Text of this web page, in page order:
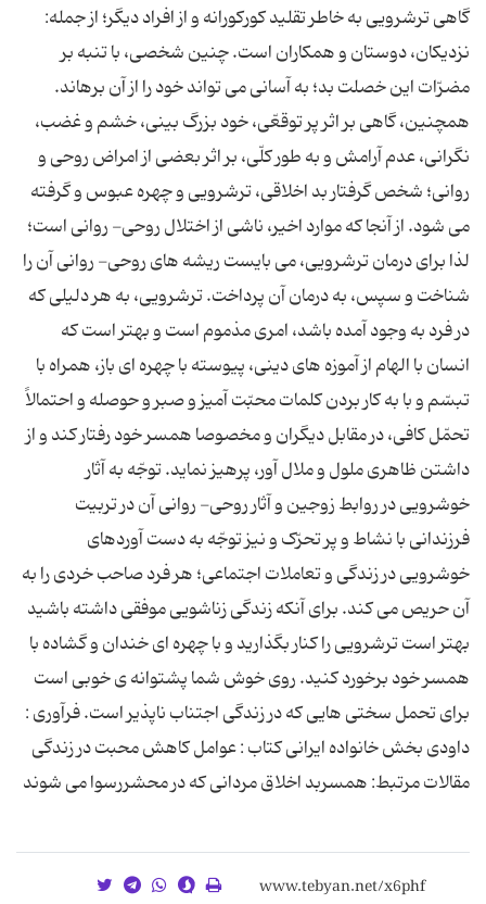
گاهی ترشرویی به خاطر تقلید کورکورانه و از افراد دیگر؛ از جمله:
نزدیکان، دوستان و همکاران است. چنین شخصی، با تنبه بر
مضرّات این خصلت بد؛ به آسانی می تواند خود را از آن برهاند.
همچنین، گاهی بر اثر پر توقعّی، خود بزرگ بینی، خشم و غضب،
نگرانی، عدم آرامش و به طور کلّی، بر اثر بعضی از امراض روحی و
روانی؛ شخص گرفتار بد اخلاقی، ترشرویی و چهره عبوس و گرفته
می شود. از آنجا که موارد اخیر، ناشی از اختلال روحی- روانی است؛
لذا برای درمان ترشرویی، می بایست ریشه های روحی- روانی آن را
شناخت و سپس، به درمان آن پرداخت. ترشرویی، به هر دلیلی که
در فرد به وجود آمده باشد، امری مذموم است و بهتر است که
انسان با الهام از آموزه های دینی، پیوسته با چهره ای باز، همراه با
تبسّم و با به کار بردن کلمات محبّت آمیز و صبر و حوصله و احتمالاً
تحمّل کافی، در مقابل دیگران و مخصوصا همسر خود رفتار کند و از
داشتن ظاهری ملول و ملال آور، پرهیز نماید. توجّه به آثار
خوشرویی در روابط زوجین و آثار روحی- روانی آن در تربیت
فرزندانی با نشاط و پر تحرّک و نیز توجّه به دست آوردهای
خوشرویی در زندگی و تعاملات اجتماعی؛ هر فرد صاحب خردی را به
آن حریص می کند. برای آنکه زندگی زناشویی موفقی داشته باشید
بهتر است ترشرویی را کنار بگذارید و با چهره ای خندان و گشاده با
همسر خود برخورد کنید. روی خوش شما پشتوانه ی خوبی است
برای تحمل سختی هایی که در زندگی اجتناب ناپذیر است. فرآوری :
داودی بخش خانواده ایرانی کتاب : عوامل کاهش محبت در زندگی
مقالات مرتبط: همسربد اخلاق مردانی که در محشررسوا می شوند